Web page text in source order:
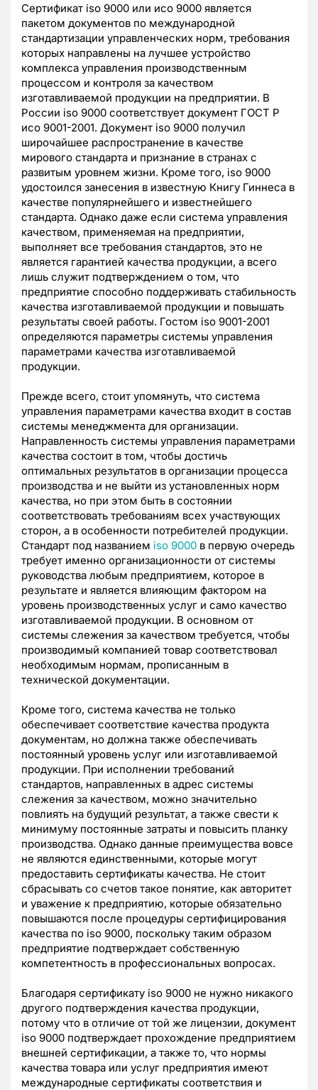
Сертификат iso 9000 или исо 9000 является
пакетом документов по международной
стандартизации управленческих норм, требования
которых направлены на лучшее устройство
комплекса управления производственным
процессом и контроля за качеством
изготавливаемой продукции на предприятии. В
России iso 9000 соответствует документ ГОСТ Р
исо 9001-2001. Документ iso 9000 получил
широчайшее распространение в качестве
мирового стандарта и признание в странах с
развитым уровнем жизни. Кроме того, iso 9000
удостоился занесения в известную Книгу Гиннеса в
качестве популярнейшего и известнейшего
стандарта. Однако даже если система управления
качеством, применяемая на предприятии,
выполняет все требования стандартов, это не
является гарантией качества продукции, а всего
лишь служит подтверждением о том, что
предприятие способно поддерживать стабильность
качества изготавливаемой продукции и повышать
результаты своей работы. Гостом iso 9001-2001
определяются параметры системы управления
параметрами качества изготавливаемой
продукции.
Прежде всего, стоит упомянуть, что система
управления параметрами качества входит в состав
системы менеджмента для организации.
Направленность системы управления параметрами
качества состоит в том, чтобы достичь
оптимальных результатов в организации процесса
производства и не выйти из установленных норм
качества, но при этом быть в состоянии
соответствовать требованиям всех участвующих
сторон, а в особенности потребителей продукции.
Стандарт под названием iso 9000 в первую очередь
требует именно организационности от системы
руководства любым предприятием, которое в
результате и является влияющим фактором на
уровень производственных услуг и само качество
изготавливаемой продукции. В основном от
системы слежения за качеством требуется, чтобы
производимый компанией товар соответствовал
необходимым нормам, прописанным в
технической документации.
Кроме того, система качества не только
обеспечивает соответствие качества продукта
документам, но должна также обеспечивать
постоянный уровень услуг или изготавливаемой
продукции. При исполнении требований
стандартов, направленных в адрес системы
слежения за качеством, можно значительно
повлиять на будущий результат, а также свести к
минимуму постоянные затраты и повысить планку
производства. Однако данные преимущества вовсе
не являются единственными, которые могут
предоставить сертификаты качества. Не стоит
сбрасывать со счетов такое понятие, как авторитет
и уважение к предприятию, которые обязательно
повышаются после процедуры сертифицирования
качества по iso 9000, поскольку таким образом
предприятие подтверждает собственную
компетентность в профессиональных вопросах.
Благодаря сертификату iso 9000 не нужно никакого
другого подтверждения качества продукции,
потому что в отличие от той же лицензии, документ
iso 9000 подтверждает прохождение предприятием
внешней сертификации, а также то, что нормы
качества товара или услуг предприятия имеют
международные сертификаты соответствия и